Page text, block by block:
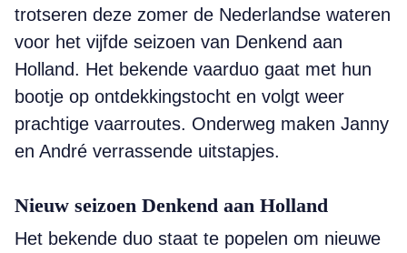
trotseren deze zomer de Nederlandse wateren
voor het vijfde seizoen van Denkend aan
Holland. Het bekende vaarduo gaat met hun
bootje op ontdekkingstocht en volgt weer
prachtige vaarroutes. Onderweg maken Janny
en André verrassende uitstapjes.
Nieuw seizoen Denkend aan Holland
Het bekende duo staat te popelen om nieuwe